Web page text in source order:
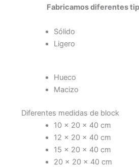
Fabricamos diferentes
Sólido
Ligero
Hueco
Macizo
Diferentes medidas de block
10 x 20 x 40 cm
12 x 20 x 40 cm
15 x 20 x 40 cm
20 x 20 x 40 cm